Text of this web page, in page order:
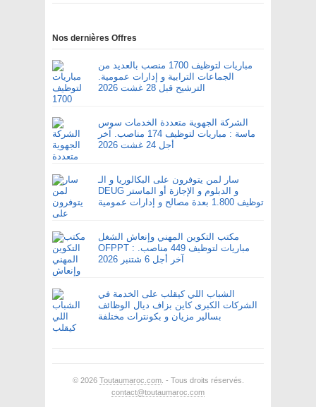
Nos dernières Offres
مباريات لتوظيف 1700 منصب بالعديد من
الجماعات الترابية و إدارات عمومية.
الترشيح قبل 28 غشت 2026
الشركة الجهوية متعددة الخدمات سوس
ماسة : مباريات لتوظيف 174 مناصب. آخر
أجل 24 غشت 2026
سار لمن يتوفرون على البكالوريا و الـ
DEUG و الدبلوم و الإجازة أو الماستر
توظيف 1.800 بعدة مصالح و إدارات عمومية
مكتب التكوين المهني وإنعاش الشغل
OFPPT : مباريات لتوظيف 449 مناصب.
آخر أجل 6 شتنبر 2026
الشباب اللي كيقلب على الخدمة في
الشركات الكبرى كاين بزاف ديال الوظائف
بسالير مزيان و بكونترات مختلفة
© 2026 Toutaumaroc.com. - Tous droits réservés.
contact@toutaumaroc.com